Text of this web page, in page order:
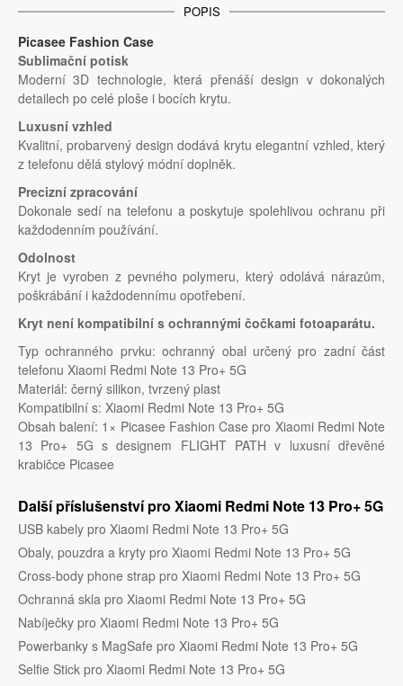
POPIS
Picasee Fashion Case
Sublimační potisk
Moderní 3D technologie, která přenáší design v dokonalých
detailech po celé ploše i bocích krytu.
Luxusní vzhled
Kvalitní, probarvený design dodává krytu elegantní vzhled, který
z telefonu dělá stylový módní doplněk.
Precizní zpracování
Dokonale sedí na telefonu a poskytuje spolehlivou ochranu při
každodenním používání.
Odolnost
Kryt je vyroben z pevného polymeru, který odolává nárazům,
poškrábání i každodennímu opotřebení.
Kryt není kompatibilní s ochrannými čočkami fotoaparátu.
Typ ochranného prvku: ochranný obal určený pro zadní část
telefonu Xiaomi Redmi Note 13 Pro+ 5G
Materiál: černý silikon, tvrzený plast
Kompatibilní s: Xiaomi Redmi Note 13 Pro+ 5G
Obsah balení: 1× Picasee Fashion Case pro Xiaomi Redmi Note
13 Pro+ 5G s designem FLIGHT PATH v luxusní dřevěné
krabičce Picasee
Další příslušenství pro Xiaomi Redmi Note 13 Pro+ 5G
USB kabely pro Xiaomi Redmi Note 13 Pro+ 5G
Obaly, pouzdra a kryty pro Xiaomi Redmi Note 13 Pro+ 5G
Cross-body phone strap pro Xiaomi Redmi Note 13 Pro+ 5G
Ochranná skla pro Xiaomi Redmi Note 13 Pro+ 5G
Nabíječky pro Xiaomi Redmi Note 13 Pro+ 5G
Powerbanky s MagSafe pro Xiaomi Redmi Note 13 Pro+ 5G
Selfie Stick pro Xiaomi Redmi Note 13 Pro+ 5G